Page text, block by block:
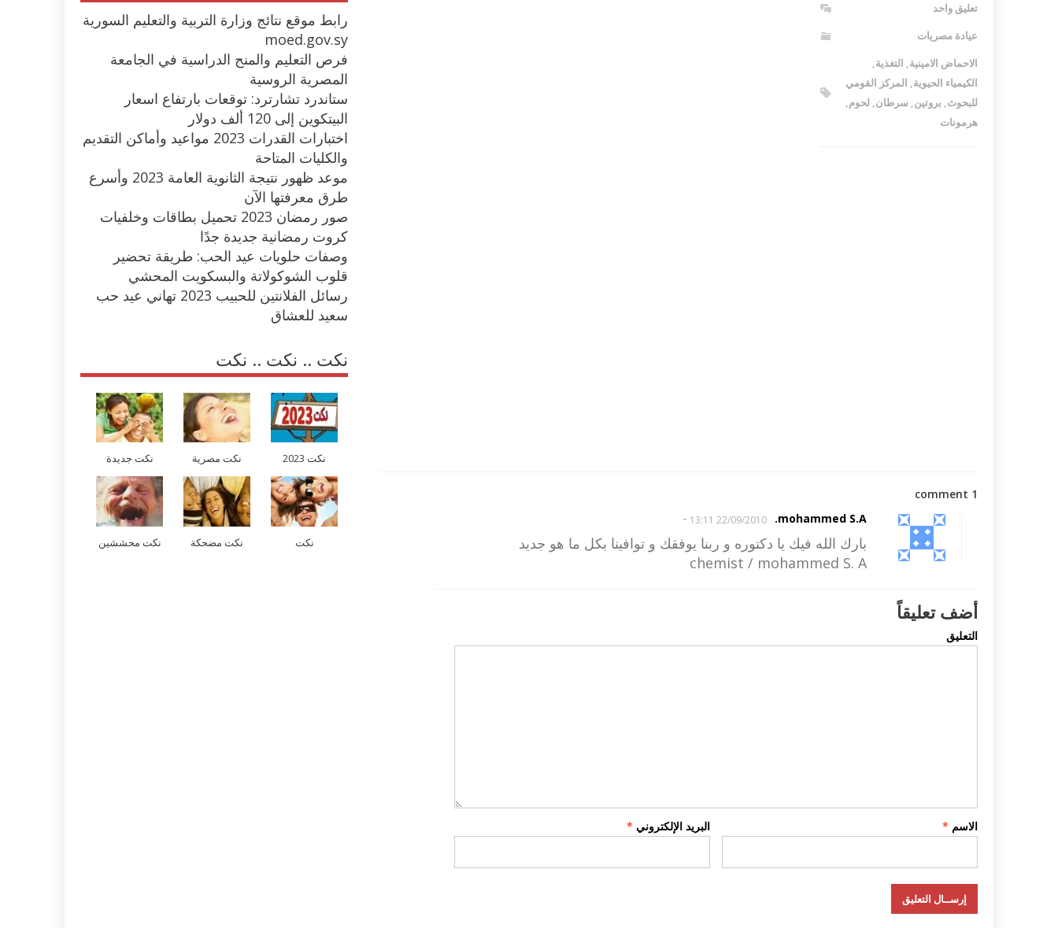
تعليق واحد
عيادة مصريات
الاحماض الامينية, التغذية,
الكيمياء الحيوية, المركز القومي
للبحوث, بروتين, سرطان, لحوم,
هرمونات
1 comment
mohammed S.A.
22/09/2010 13:11
-
بارك الله فيك يا دكتوره و ربنا يوفقك و توافينا بكل ما هو جديد
chemist / mohammed S. A
أضف تعليقاً
التعليق
الاسم * البريد الإلكتروني *
رابط موقع نتائج وزارة التربية والتعليم السورية
moed.gov.sy
فرص التعليم والمنح الدراسية في الجامعة
المصرية الروسية
ستاندرد تشارترد: توقعات بارتفاع اسعار
البيتكوين إلى 120 ألف دولار
اختبارات القدرات 2023 مواعيد وأماكن التقديم
والكليات المتاحة
موعد ظهور نتيجة الثانوية العامة 2023 وأسرع
طرق معرفتها الآن
صور رمضان 2023 تحميل بطاقات وخلفيات
كروت رمضانية جديدة جدًا
وصفات حلويات عيد الحب: طريقة تحضير
قلوب الشوكولاتة والبسكويت المحشي
رسائل الفلانتين للحبيب 2023 تهاني عيد حب
سعيد للعشاق
نكت .. نكت .. نكت
نكت 2023 نكت مصرية نكت جديدة
نكت نكت مضحكة نكت محششين